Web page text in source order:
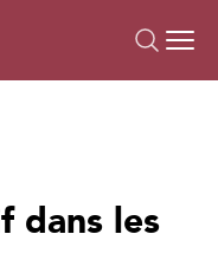
dans les